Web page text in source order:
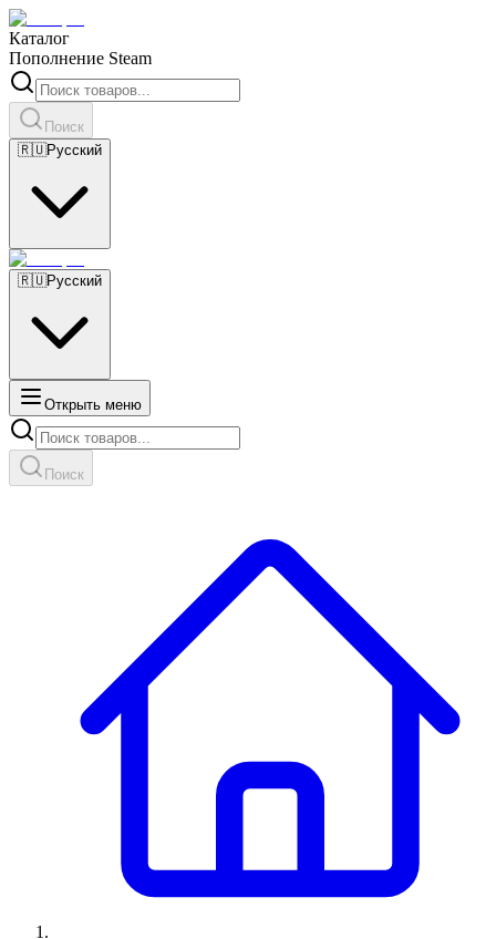
Каталог
Пополнение Steam
Поиск
🇷🇺Русский
🇷🇺Русский
Открыть меню
Поиск